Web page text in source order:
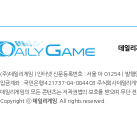
데일리
(주)데일리게임 | 인터넷 신문등록번호 : 서울 아 01254 | 발
입금계좌 : 국민은행 421737-04-004403 주식회사데일리
데일리게임의 모든 콘텐츠는 저작권법의 보호를 받으며 무단
Copyright ⓒ데일리게임 . All rights reserved.